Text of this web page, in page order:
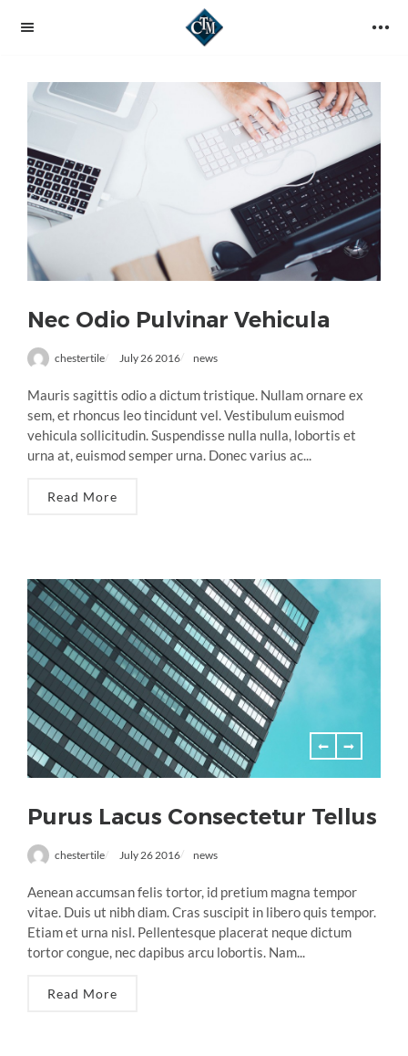
Nec Odio Pulvinar Vehicula
chestertile July 26 2016 news
Mauris sagittis odio a dictum tristique. Nullam ornare ex
sem, et rhoncus leo tincidunt vel. Vestibulum euismod
vehicula sollicitudin. Suspendisse nulla nulla, lobortis et
urna at, euismod semper urna. Donec varius ac...
Read More
Purus Lacus Consectetur Tellus
chestertile July 26 2016 news
Aenean accumsan felis tortor, id pretium magna tempor
vitae. Duis ut nibh diam. Cras suscipit in libero quis tempor.
Etiam et urna nisl. Pellentesque placerat neque dictum
tortor congue, nec dapibus arcu lobortis. Nam...
Read More